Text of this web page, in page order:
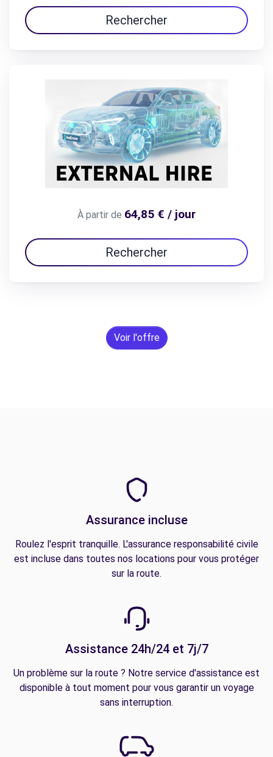
Rechercher
À partir de 64,85 € / jour
Rechercher
Voir l'offre
Assurance incluse
Roulez l'esprit tranquille. L'assurance responsabilité civile
est incluse dans toutes nos locations pour vous protéger
sur la route.
Assistance 24h/24 et 7j/7
Un problème sur la route ? Notre service d'assistance est
disponible à tout moment pour vous garantir un voyage
sans interruption.